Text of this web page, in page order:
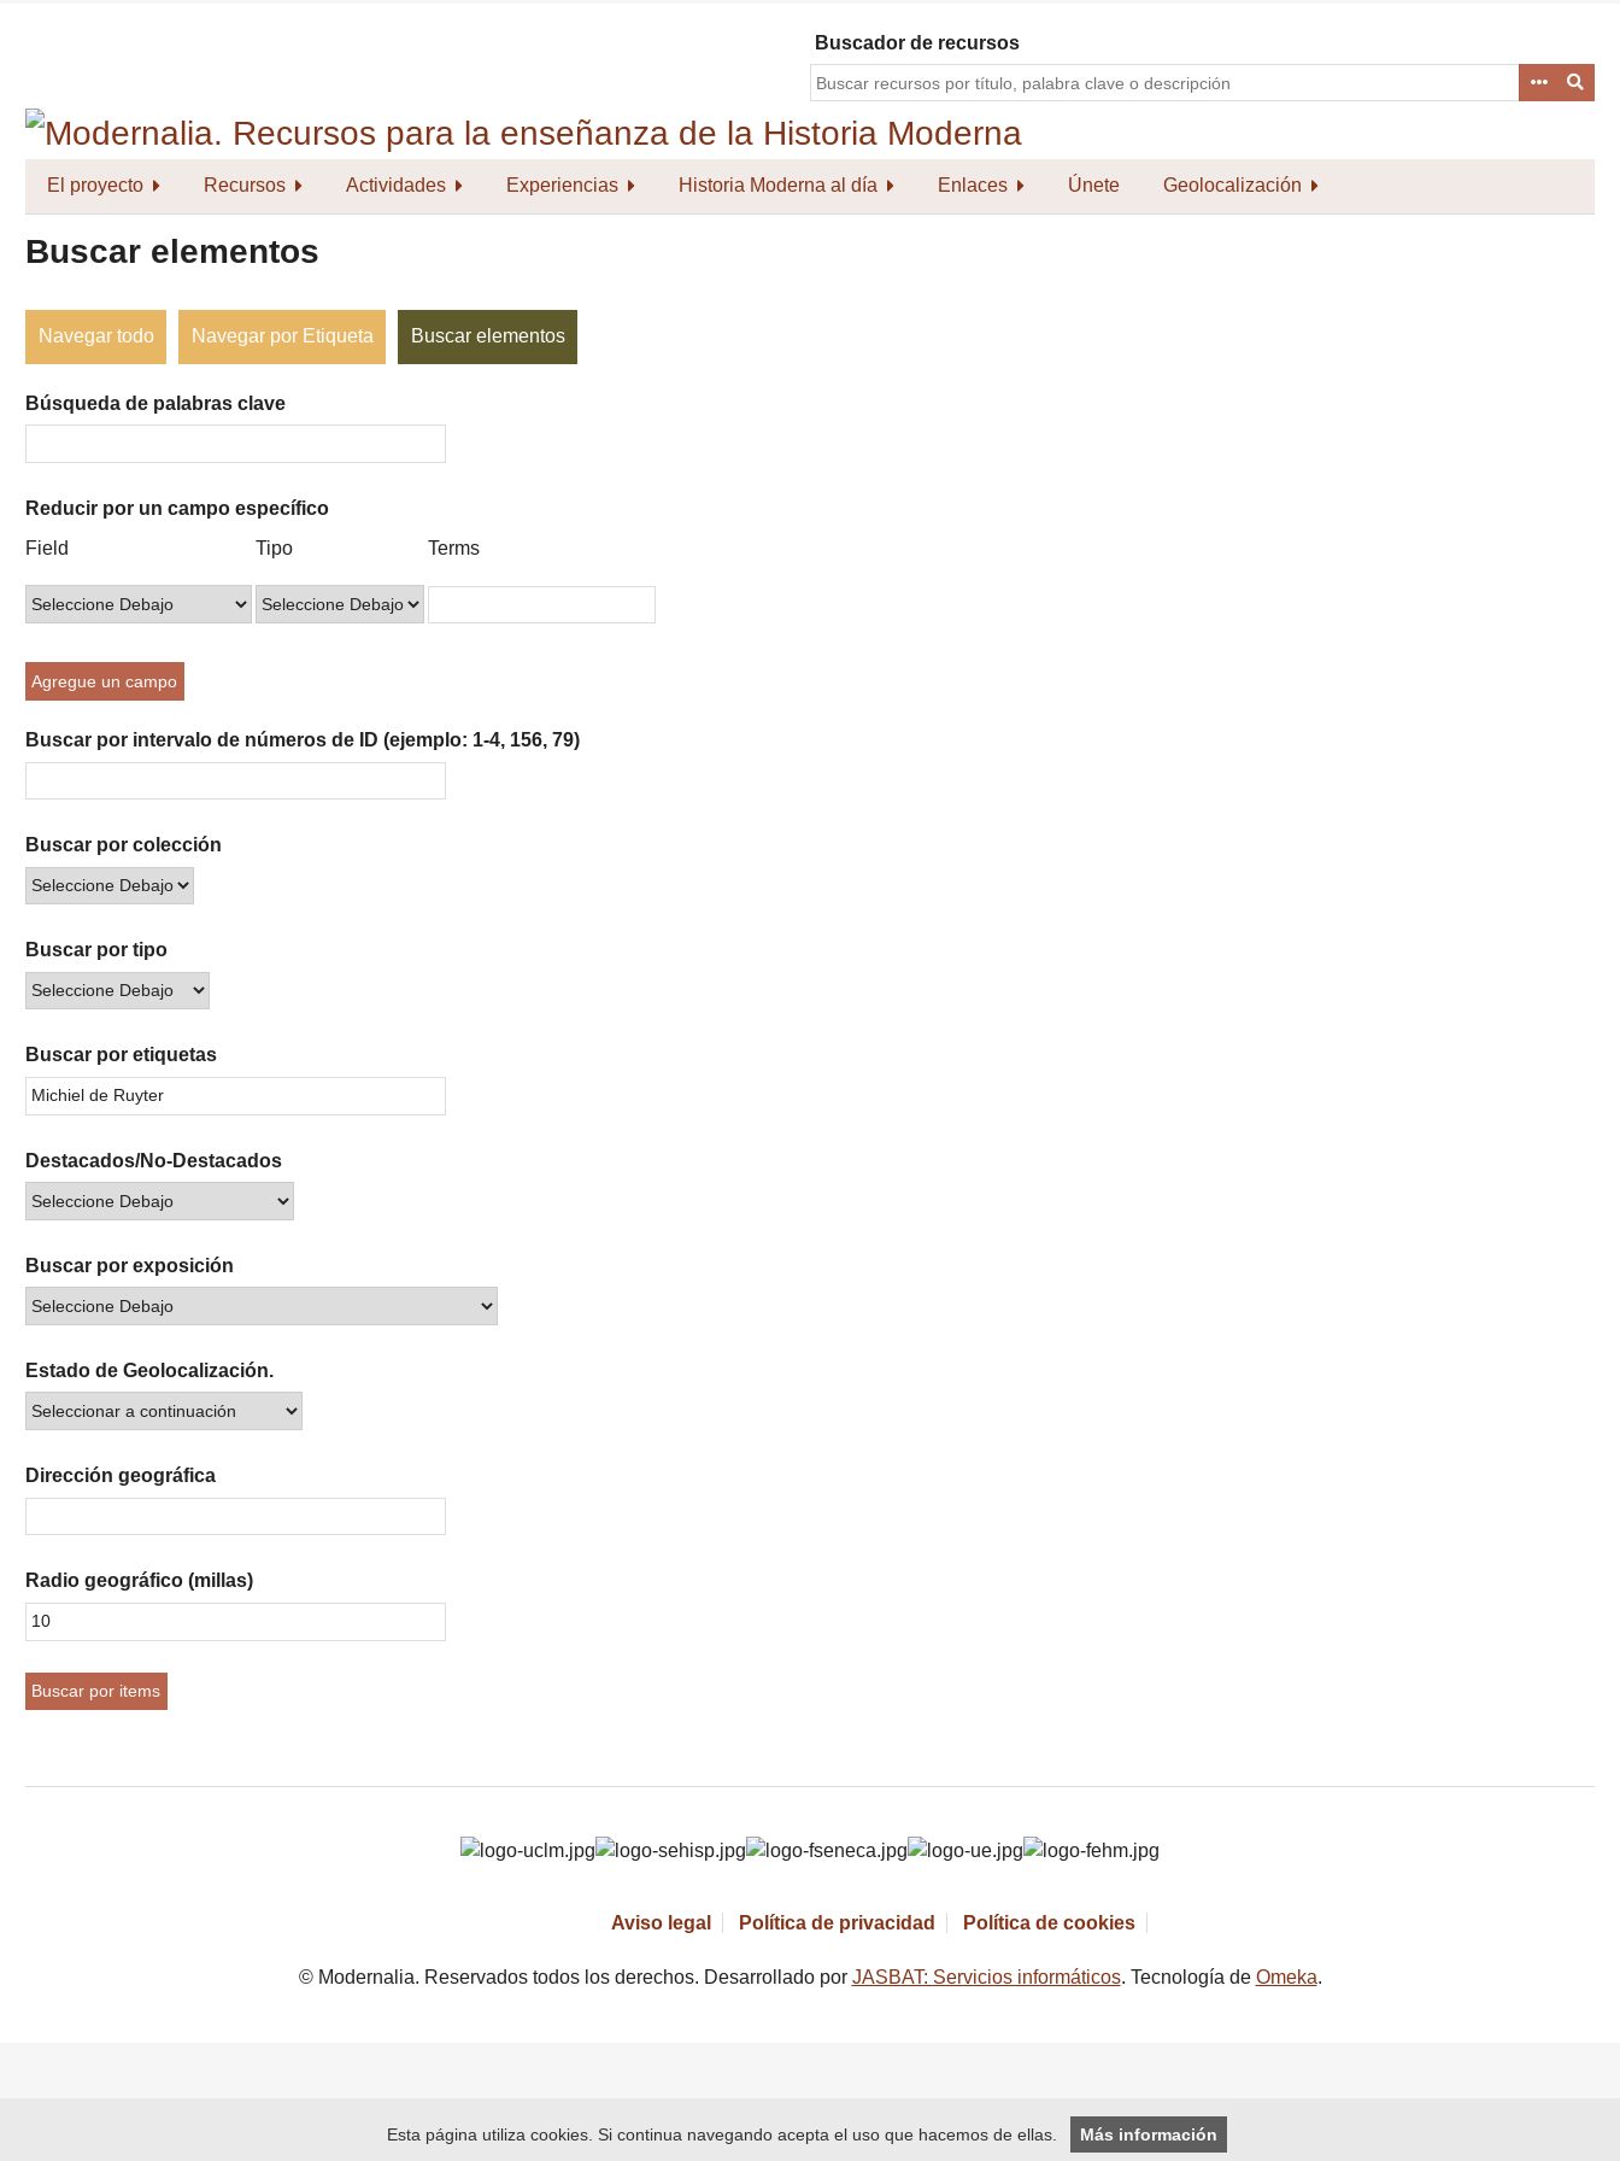
Buscador de recursos
El proyecto Recursos Actividades Experiencias Historia Moderna al día Enlaces Únete Geolocalización
Buscar elementos
Navegar todo Navegar por Etiqueta Buscar elementos
Búsqueda de palabras clave
of
rows
in
por
un
campo
específico":
Reducir por un campo específico
Campo
búsqueda
Tipo
búsqueda
Términos
búsqueda
Ensamblador
Búsqueda
Field Tipo Terms
Agregue un campo
Buscar por intervalo de números de ID (ejemplo: 1-4, 156, 79)
Buscar por colección
Buscar por tipo
Buscar por etiquetas
Destacados/No-Destacados
Buscar por exposición
Estado de Geolocalización.
Dirección geográfica
Radio geográfico (millas)
Aviso legal Política de privacidad Política de cookies
© Modernalia. Reservados todos los derechos. Desarrollado por JASBAT: Servicios informáticos. Tecnología de Omeka.
Esta página utiliza cookies. Si continua navegando acepta el uso que hacemos de ellas. Más información